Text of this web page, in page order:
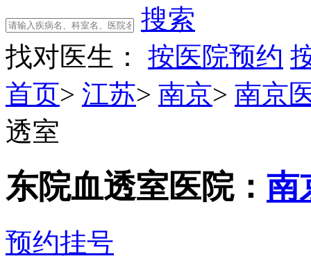
搜索
找对医生：
按医院预约
首页> 江苏> 南京> 南京
透室
东院血透室医院： 南
预约挂号